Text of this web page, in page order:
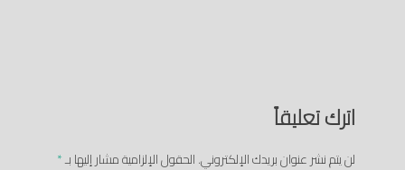
اترك تعليقاً
لن يتم نشر عنوان بريدك الإلكتروني.الحقول الإلزامية مشار إليها بـ*